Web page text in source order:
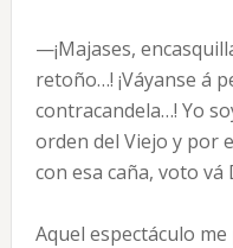
—¡Majases,
retoño…! ¡Váyanse á
contracandela…! Yo
orden del Viejo y por
con esa caña, voto vá
Aquel espectáculo